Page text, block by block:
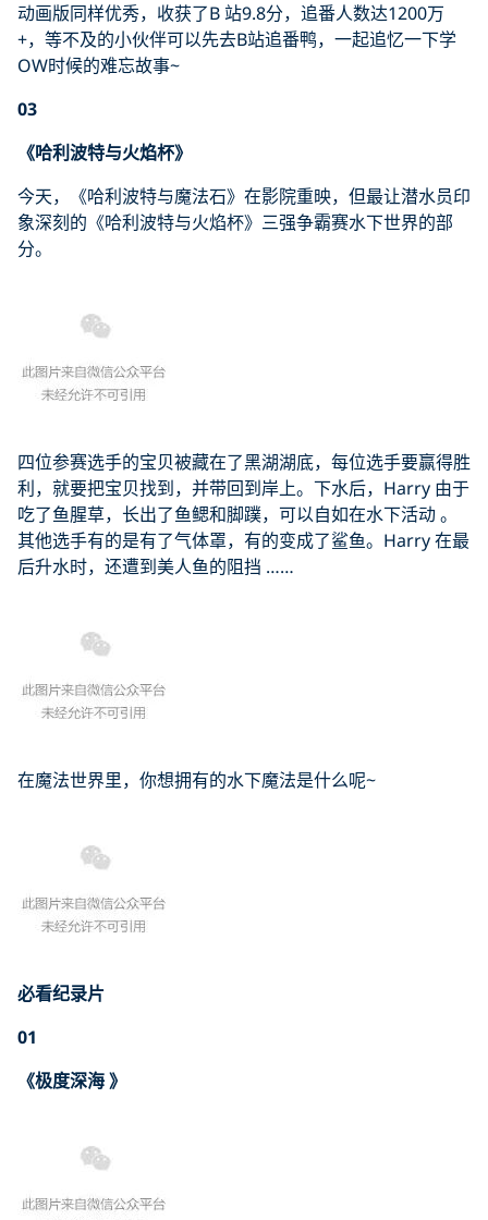
动画版同样优秀，收获了B 站9.8分，追番人数达1200万
+，等不及的小伙伴可以先去B站追番鸭，一起追忆一下学
OW时候的难忘故事~
03
《哈利波特与火焰杯》
今天，《哈利波特与魔法石》在影院重映，但最让潜水员印
象深刻的《哈利波特与火焰杯》三强争霸赛水下世界的部
分。
四位参赛选手的宝贝被藏在了黑湖湖底，每位选手要赢得胜
利，就要把宝贝找到，并带回到岸上。下水后，Harry 由于
吃了鱼腥草，长出了鱼鳃和脚蹼，可以自如在水下活动 。
其他选手有的是有了气体罩，有的变成了鲨鱼。Harry 在最
后升水时，还遭到美人鱼的阻挡 ……
在魔法世界里，你想拥有的水下魔法是什么呢~
必看纪录片
01
《极度深海 》